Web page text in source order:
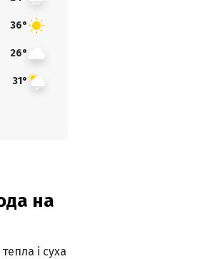
36°
26°
31°
на
і суха